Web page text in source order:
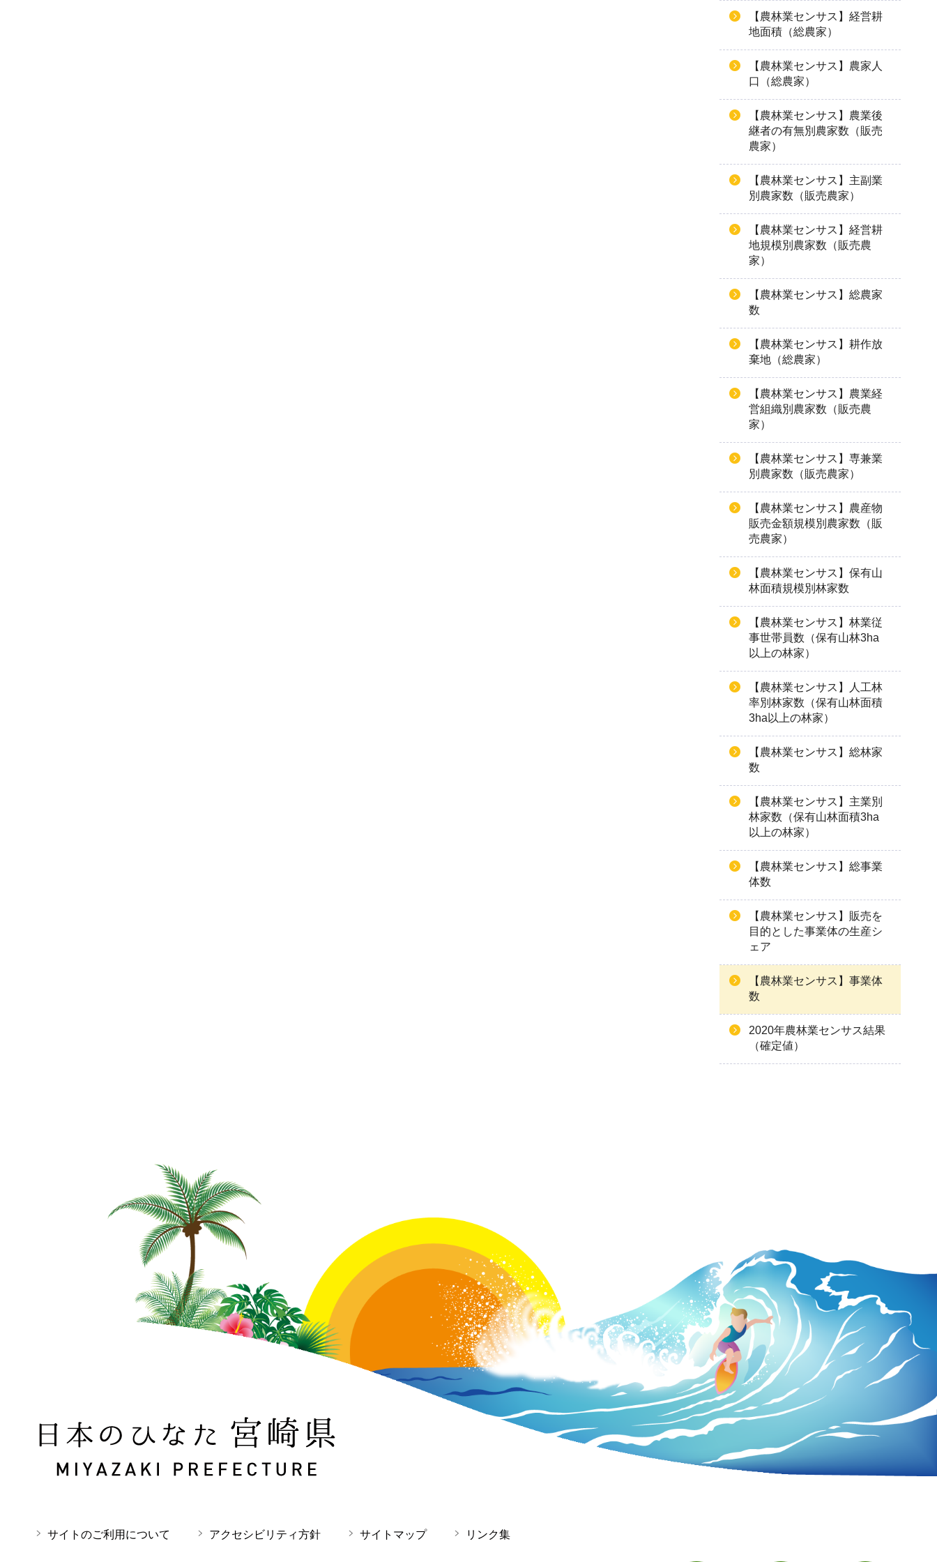
【農林業センサス】経営耕
地面積（総農家）
【農林業センサス】農家人
口（総農家）
【農林業センサス】農業後
継者の有無別農家数（販売
農家）
【農林業センサス】主副業
別農家数（販売農家）
【農林業センサス】経営耕
地規模別農家数（販売農
家）
【農林業センサス】総農家
数
【農林業センサス】耕作放
棄地（総農家）
【農林業センサス】農業経
営組織別農家数（販売農
家）
【農林業センサス】専兼業
別農家数（販売農家）
【農林業センサス】農産物
販売金額規模別農家数（販
売農家）
【農林業センサス】保有山
林面積規模別林家数
【農林業センサス】林業従
事世帯員数（保有山林3ha
以上の林家）
【農林業センサス】人工林
率別林家数（保有山林面積
3ha以上の林家）
【農林業センサス】総林家
数
【農林業センサス】主業別
林家数（保有山林面積3ha
以上の林家）
【農林業センサス】総事業
体数
【農林業センサス】販売を
目的とした事業体の生産シ
ェア
【農林業センサス】事業体
数
2020年農林業センサス結果
（確定値）
日本のひなた 宮崎県 MIYAZAKI PREFECTURE
サイトのご利用について アクセシビリティ方針 サイトマップ リンク集